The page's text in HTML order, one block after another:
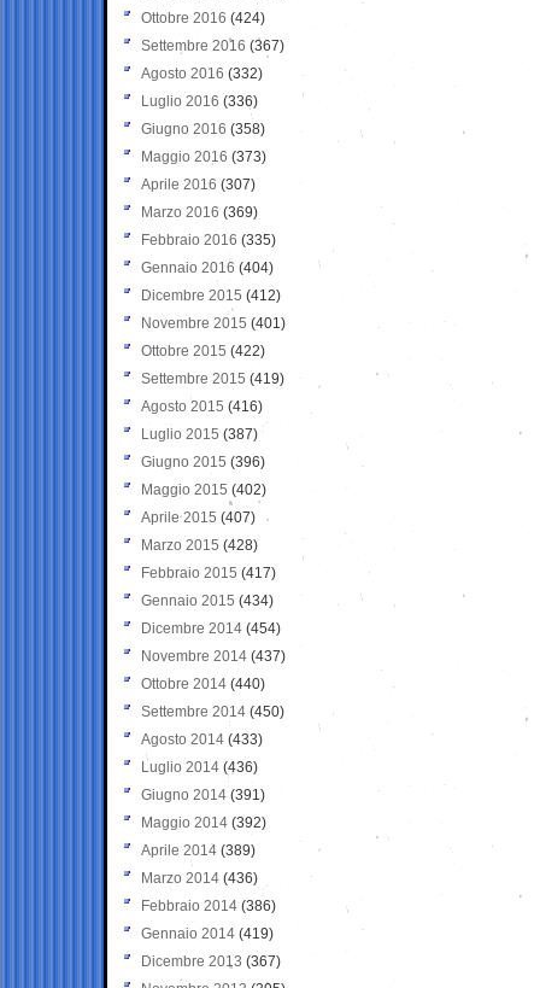
Ottobre 2016 (424)
Settembre 2016 (367)
Agosto 2016 (332)
Luglio 2016 (336)
Giugno 2016 (358)
Maggio 2016 (373)
Aprile 2016 (307)
Marzo 2016 (369)
Febbraio 2016 (335)
Gennaio 2016 (404)
Dicembre 2015 (412)
Novembre 2015 (401)
Ottobre 2015 (422)
Settembre 2015 (419)
Agosto 2015 (416)
Luglio 2015 (387)
Giugno 2015 (396)
Maggio 2015 (402)
Aprile 2015 (407)
Marzo 2015 (428)
Febbraio 2015 (417)
Gennaio 2015 (434)
Dicembre 2014 (454)
Novembre 2014 (437)
Ottobre 2014 (440)
Settembre 2014 (450)
Agosto 2014 (433)
Luglio 2014 (436)
Giugno 2014 (391)
Maggio 2014 (392)
Aprile 2014 (389)
Marzo 2014 (436)
Febbraio 2014 (386)
Gennaio 2014 (419)
Dicembre 2013 (367)